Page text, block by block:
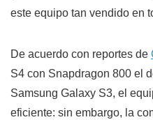
este equipo tan vendido en
De acuerdo con reportes de
S4 con Snapdragon 800 el
Samsung Galaxy S3, el
eficiente: sin embargo, la